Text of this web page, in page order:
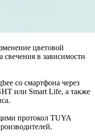
цветовой
свечения в зависимости
со смартфона через
или Smart Life, а также
протокол TUYA